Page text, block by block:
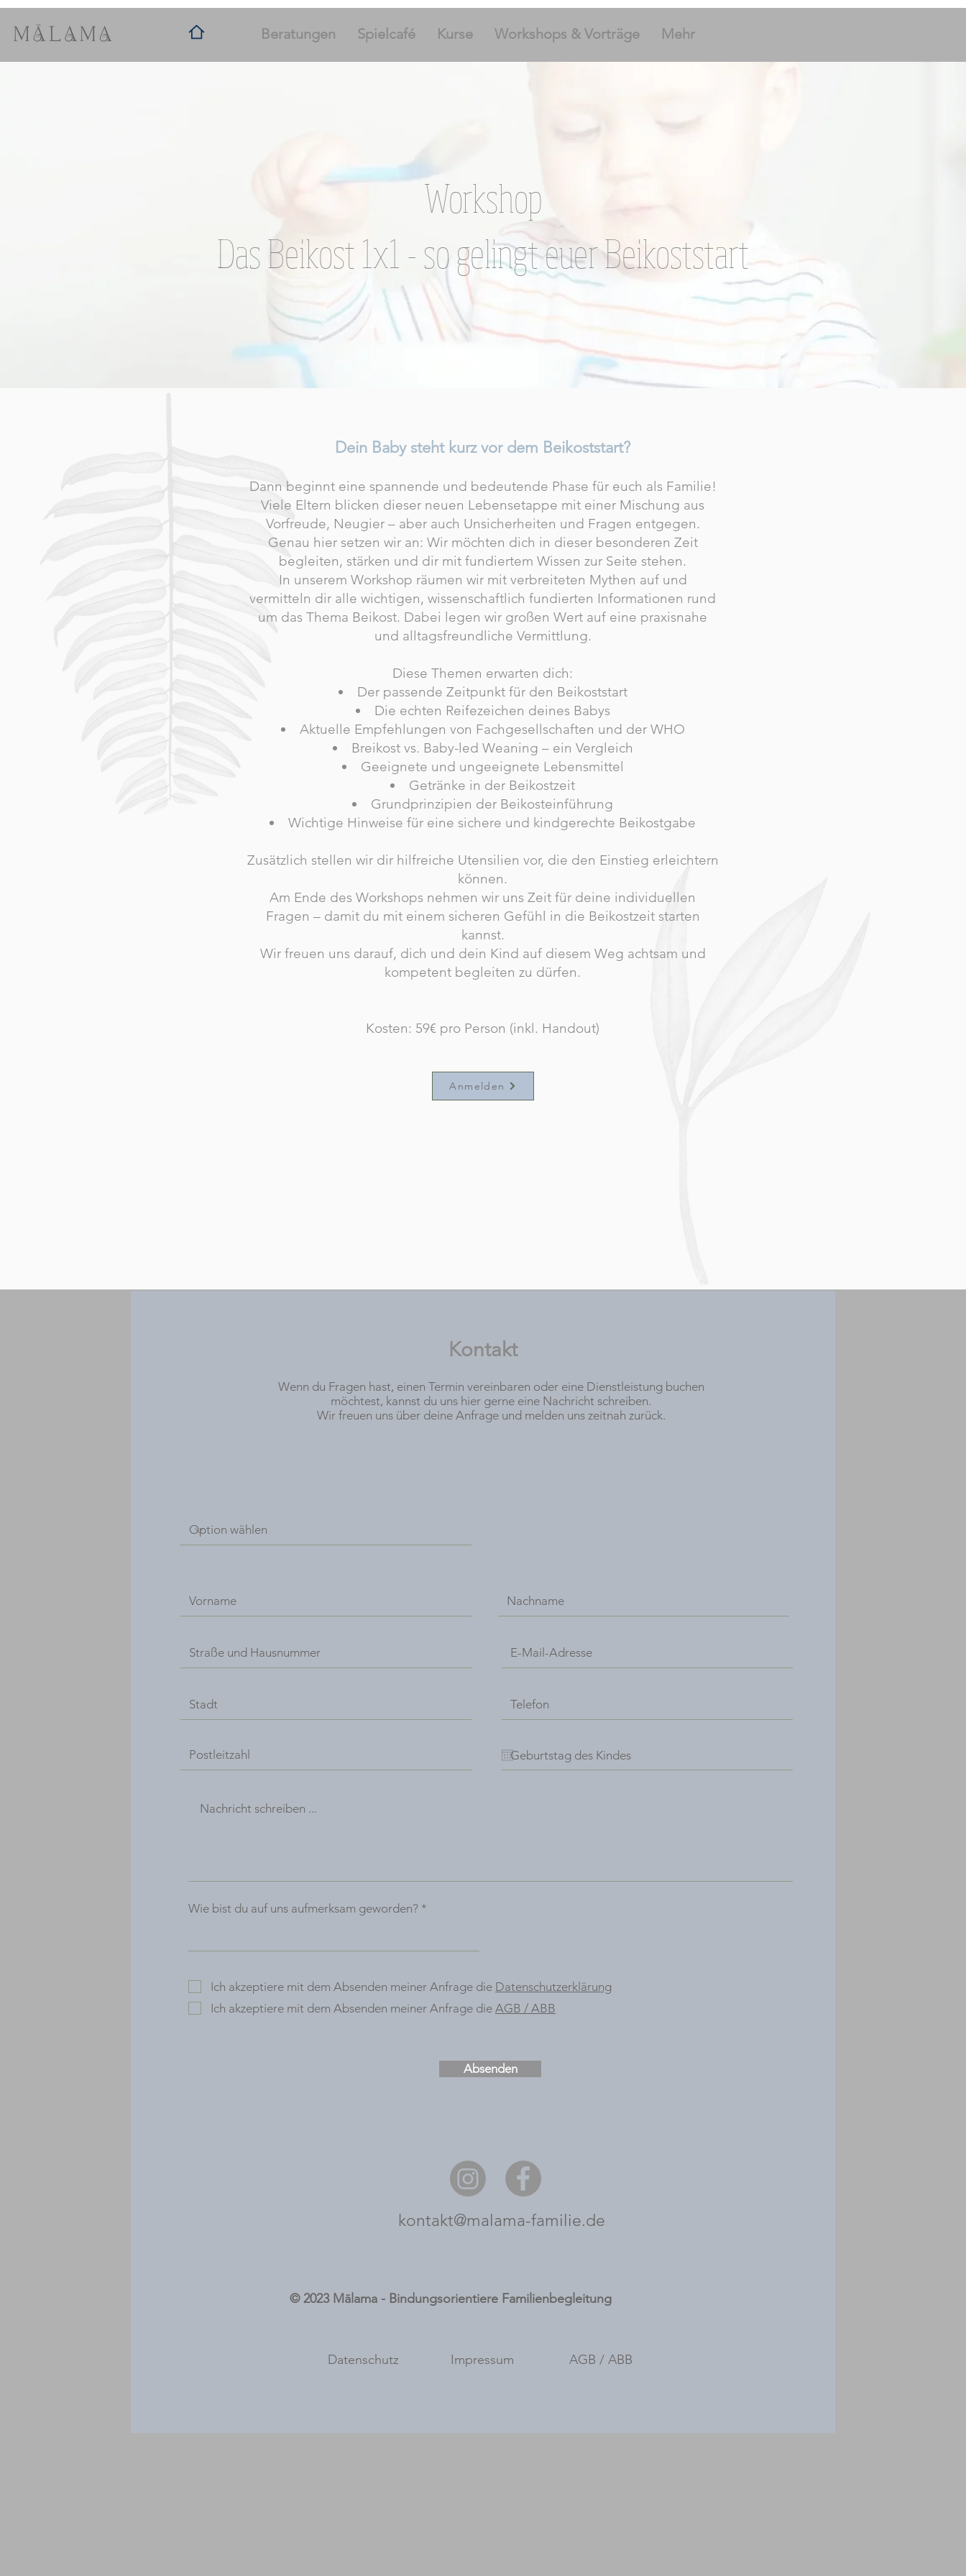
Beratungen Spielcafé Kurse Workshops & Vorträge Mehr
Workshop
Das Beikost 1x1 - so gelingt euer Beikoststart
Dein Baby steht kurz vor dem Beikoststart?
Dann beginnt eine spannende und bedeutende Phase für euch als Familie!
Viele Eltern blicken dieser neuen Lebensetappe mit einer Mischung aus
Vorfreude, Neugier – aber auch Unsicherheiten und Fragen entgegen.
Genau hier setzen wir an: Wir möchten dich in dieser besonderen Zeit
begleiten, stärken und dir mit fundiertem Wissen zur Seite stehen.
In unserem Workshop räumen wir mit verbreiteten Mythen auf und
vermitteln dir alle wichtigen, wissenschaftlich fundierten Informationen rund
um das Thema Beikost. Dabei legen wir großen Wert auf eine praxisnahe
und alltagsfreundliche Vermittlung.
Diese Themen erwarten dich:
Der passende Zeitpunkt für den Beikoststart
Die echten Reifezeichen deines Babys
Aktuelle Empfehlungen von Fachgesellschaften und der WHO
Breikost vs. Baby-led Weaning – ein Vergleich
Geeignete und ungeeignete Lebensmittel
Getränke in der Beikostzeit
Grundprinzipien der Beikosteinführung
Wichtige Hinweise für eine sichere und kindgerechte Beikostgabe
Zusätzlich stellen wir dir hilfreiche Utensilien vor, die den Einstieg erleichtern
können.
Am Ende des Workshops nehmen wir uns Zeit für deine individuellen
Fragen – damit du mit einem sicheren Gefühl in die Beikostzeit starten
kannst.
Wir freuen uns darauf, dich und dein Kind auf diesem Weg achtsam und
kompetent begleiten zu dürfen.
Kosten: 59€ pro Person (inkl. Handout)
Anmelden
Kontakt
Wenn du Fragen hast, einen Termin vereinbaren oder eine Dienstleistung buchen
möchtest, kannst du uns hier gerne eine Nachricht schreiben.
Wir freuen uns über deine Anfrage und melden uns zeitnah zurück.
Wie bist du auf uns aufmerksam geworden?
Ich akzeptiere mit dem Absenden meiner Anfrage die Datenschutzerklärung
Ich akzeptiere mit dem Absenden meiner Anfrage die AGB / ABB
Absenden
kontakt@malama-familie.de
© 2023 Mālama - Bindungsorientiere Familienbegleitung
Datenschutz Impressum AGB / ABB